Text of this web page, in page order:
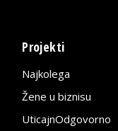
Projekti
Najkolega
Žene u biznisu
UticajnOdgovorno